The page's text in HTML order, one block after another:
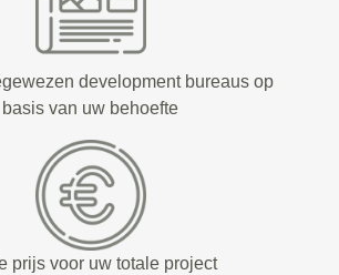
development bureaus op
basis van uw behoefte
prijs voor uw totale project